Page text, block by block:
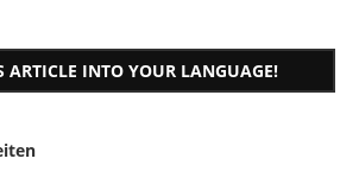
ARTICLE INTO YOUR LANGUAGE!